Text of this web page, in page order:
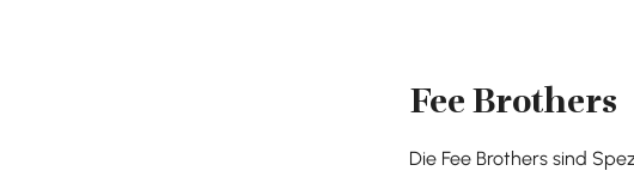
Fee Brothers
Die Fee Brothers sind